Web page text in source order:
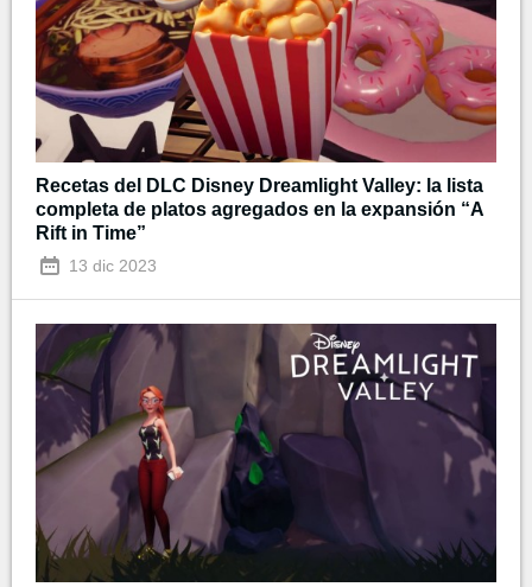
Recetas del DLC Disney Dreamlight Valley: la lista
completa de platos agregados en la expansión “A
Rift in Time”
13 dic 2023